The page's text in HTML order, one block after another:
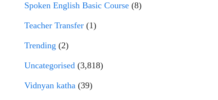
Spoken English Basic Course (8)
Teacher Transfer (1)
Trending (2)
Uncategorised (3,818)
Vidnyan katha (39)